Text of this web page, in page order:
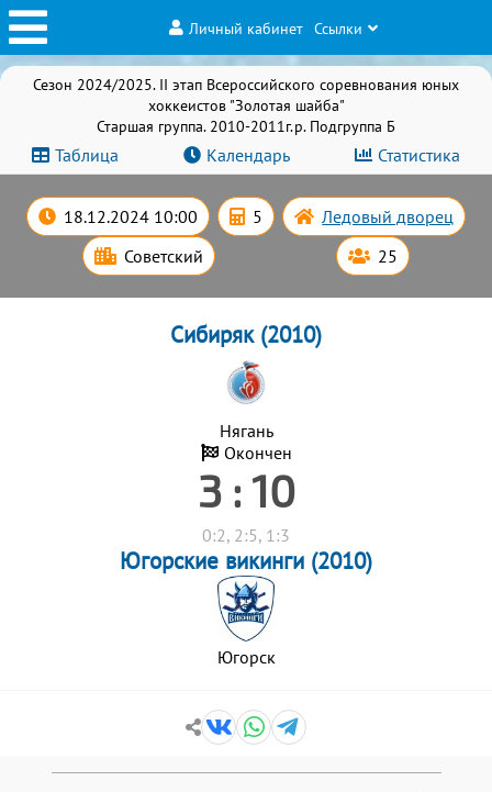
Личный кабинет Ссылки
Сезон 2024/2025. II этап Всероссийского соревнования юных
хоккеистов "Золотая шайба"
Старшая группа. 2010-2011г.р. Подгруппа Б
Таблица Календарь Статистика
18.12.2024 10:00 5 Ледовый дворец
Советский 25
Сибиряк (2010)
Нягань
Окончен
3 : 10
0:2, 2:5, 1:3
Югорские викинги (2010)
Югорск